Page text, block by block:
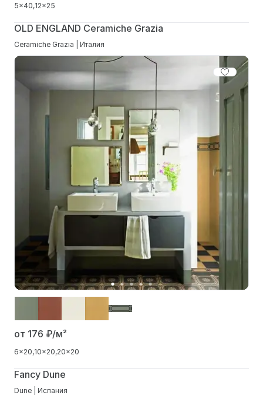
5x40 12x25
OLD ENGLAND Ceramiche Grazia
Ceramiche Grazia | Италия
от 176 ₽/м²
6x20 10x20 20x20
Fancy Dune
Dune | Испания